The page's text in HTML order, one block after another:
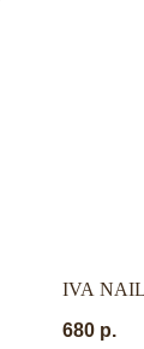
IVA
680 р.